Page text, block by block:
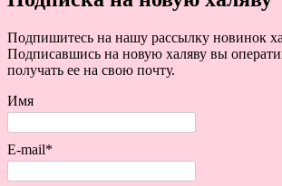
Подпишитесь на нашу рассылку новинок
Подписавшись на новую халяву вы
получать ее на свою почту.
Имя
E-mail*